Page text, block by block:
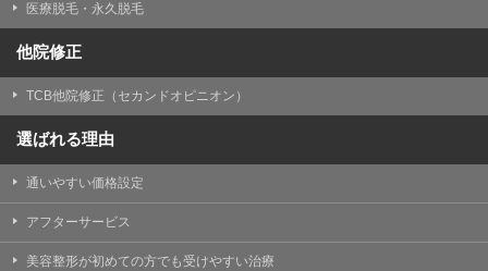
医療脱毛・永久脱毛
他院修正
TCB他院修正（セカンドオピニオン）
選ばれる理由
通いやすい価格設定
アフターサービス
美容整形が初めての方でも受けやすい治療